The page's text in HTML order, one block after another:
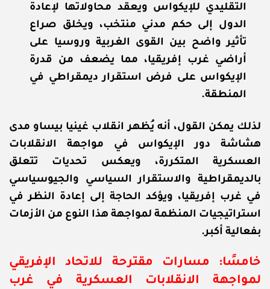
التقليدي للإيكواس ويعقد محاولاتها لإعادة
الدول إلى حكم مدني منتخب، ويخلق صراع
تأثير واضح بين القوى الغربية وروسيا على
أراضي غرب إفريقيا، مما يضعف من قدرة
الإيكواس على فرض استقرار ديمقراطي في
المنطقة.
لذلك يمكن القول، أنه يُظهر انقلاب غينيا بيساو مدى
هشاشة دور الإيكواس في مواجهة الانقلابات
العسكرية المتكررة، ويعكس تحديات تتعلق
بالديمقراطية والاستقرار السياسي والجيوسياسي
في غرب إفريقيا، ويؤكد الحاجة إلى إعادة النظر في
استراتيجيات المنظمة لمواجهة هذا النوع من الأزمات
بفعالية أكبر.
خامسًا: مسارات مقترحة للاتحاد الإفريقي
لمواجهة الانقلابات العسكرية في غرب